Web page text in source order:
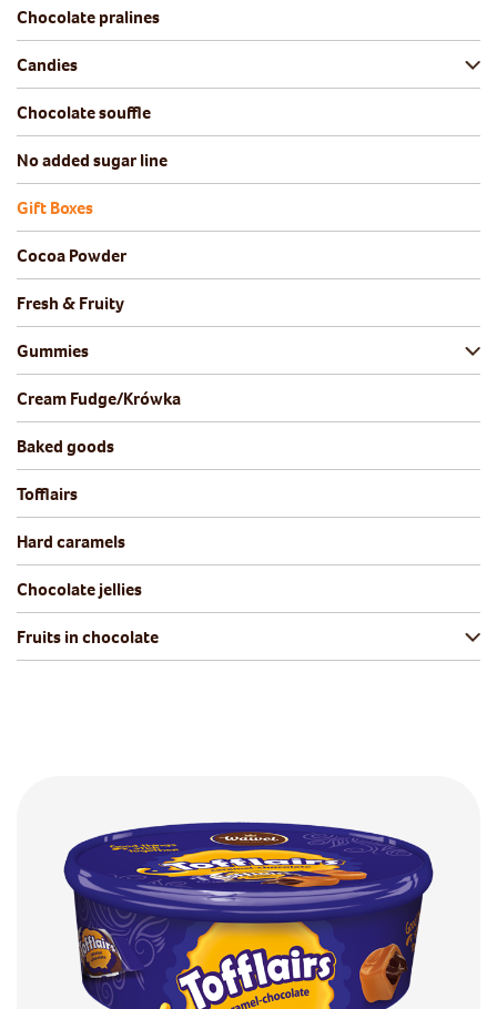
Chocolate pralines
Candies
Chocolate souffle
No added sugar line
Gift Boxes
Cocoa Powder
Fresh & Fruity
Gummies
Cream Fudge/Krówka
Baked goods
Tofflairs
Hard caramels
Chocolate jellies
Fruits in chocolate